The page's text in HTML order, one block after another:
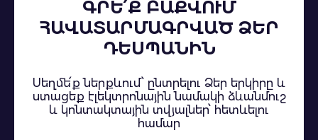
ԳՐԵ՛Ք ԲԱՔՎՈՒՄ
ՀԱՎԱՏԱՐՄԱԳՐՎԱԾ ՁԵՐ
ԴԵՍՊԱՆԻՆ
Սեղմե՛ք ներքևում՝ ընտրելու Ձեր երկիրը և
ստացեք էլեկտրոնային նամակի ձևանմուշ
և կոնտակտային տվյալներ՝ հետևելու
համար